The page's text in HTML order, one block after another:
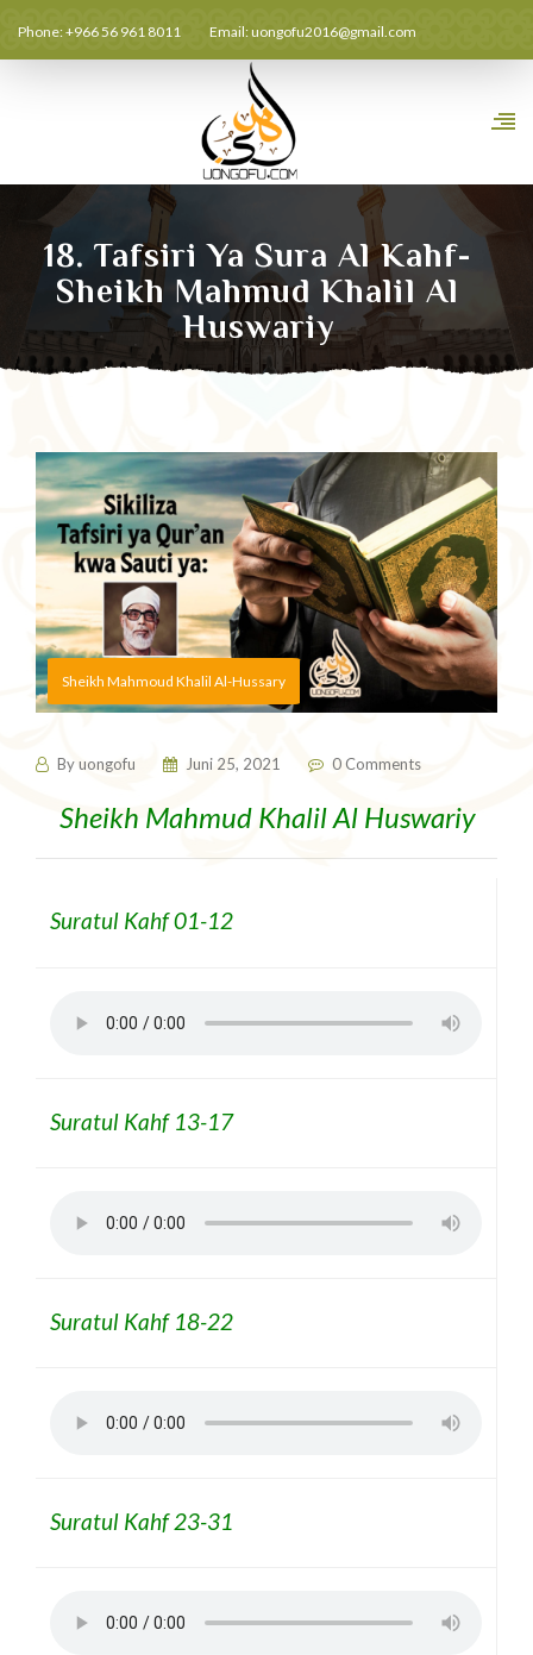
Phone: +966 56 961 8011 Email:uongofu2016@gmail.com
18. Tafsiri Ya Sura Al Kahf-
Sheikh Mahmud Khalil Al
Huswariy
Sheikh Mahmoud Khalil Al-Hussary
Byuongofu Juni 25, 2021 0 Comments
Sheikh Mahmud Khalil Al Huswariy
Suratul Kahf 01-12
Suratul Kahf 13-17
Suratul Kahf 18-22
Suratul Kahf 23-31